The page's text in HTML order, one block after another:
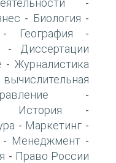
-
- Биология -
География -
-
Диссертации
- Журналистика
-
История -
- Маркетинг -
- Менеджмент -
- Право России